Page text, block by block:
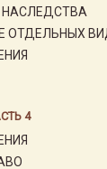
НАСЛЕДСТВА
ОТДЕЛЬНЫХ
4